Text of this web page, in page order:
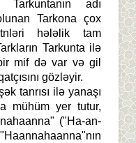
Tarkuntanın adı
Tarkona çox
hələlik tam
Tarkunta ilə
mif də var və gil
gözləyir.
tanrısı ilə yanaşı
mühüm yer tutur,
("Ha-an-